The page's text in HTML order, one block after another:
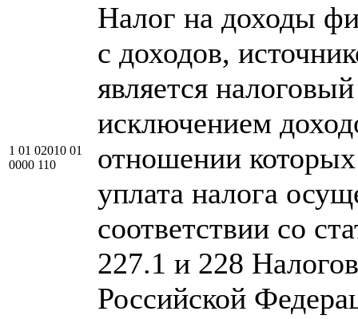
1 01 02010 01
0000 110
Налог на доходы
с доходов,
является налоговый
исключением
отношении
уплата налога
соответствии со
227.1 и 228
Российской